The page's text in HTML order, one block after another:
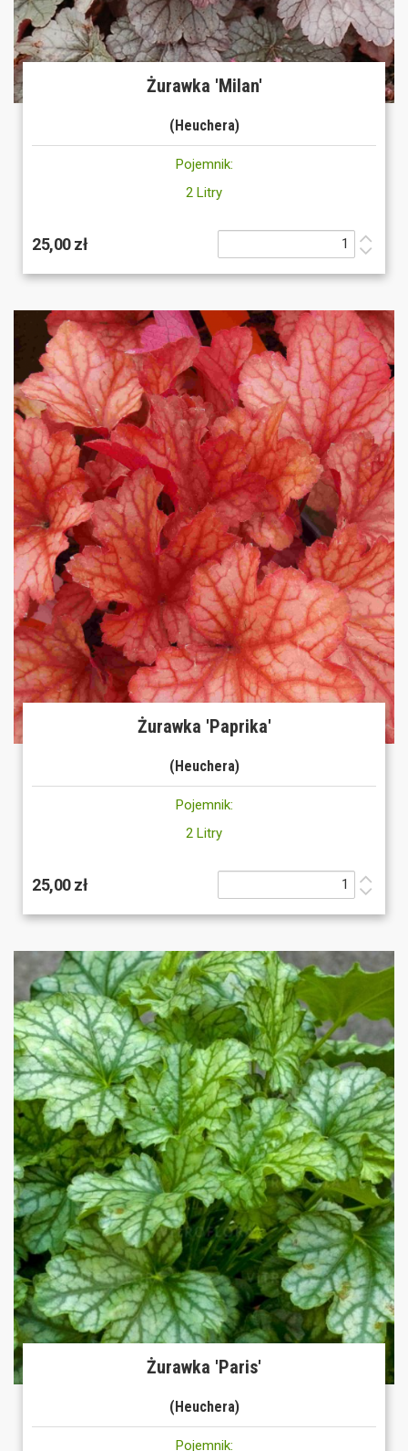
Żurawka 'Milan'
(Heuchera)
Pojemnik:
2 Litry
25,00 zł
Żurawka 'Paprika'
(Heuchera)
Pojemnik:
2 Litry
25,00 zł
Żurawka 'Paris'
(Heuchera)
Pojemnik: